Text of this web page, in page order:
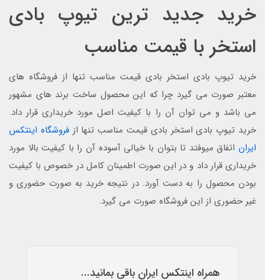
خرید جدید ترین تیوپ بادی
استخر با قیمت مناسب
خرید تیوپ بادی استخر بادی قیمت مناسب تنها از فروشگاه های
معتبر صورت می گیرد چرا که این محصول ساخت برند های مشهور
می باشد و می توان آن را با کیفیت اصل مورد خریداری قرار داد.
خرید تیوپ بادی استخر بادی قیمت مناسب تنها ازفروشگاه اینتکس
ایران اتفاق میوفتد تا بتوان با خیالی آسوده آن را با کیفیت بالا مورد
خریداری قرار داد و در این صورت اطمینان کامل در خصوص با کیفیت
بودن محصول را به دست آورد. در نتیجه خرید به صورت حضوری و
غیر حضوری از این فروشگاه صورت می گیرد.
همراه اینتکس ایران باقی بمانید...